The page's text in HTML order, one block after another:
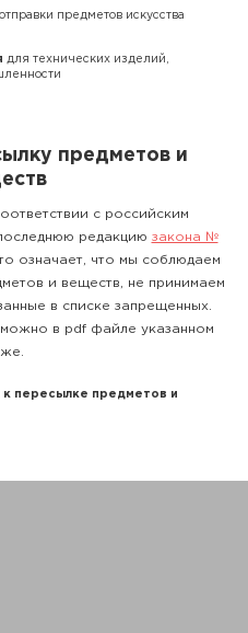
предметов искусства
для технических изделий,
предметов и
с российским
редакцию закона №
означает, что мы соблюдаем
и веществ, не принимаем
в списке запрещенных.
в pdf файле указанном
пересылке предметов и